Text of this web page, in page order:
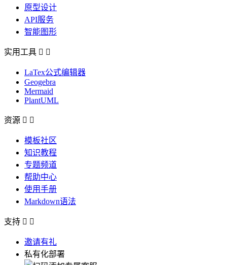
原型设计
API服务
智能图形
实用工具  
LaTex公式编辑器
Geogebra
Mermaid
PlantUML
资源  
模板社区
知识教程
专题频道
帮助中心
使用手册
Markdown语法
支持  
邀请有礼
私有化部署